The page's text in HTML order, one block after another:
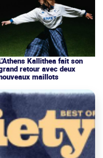
Kallithea fait son
retour avec deux
maillots